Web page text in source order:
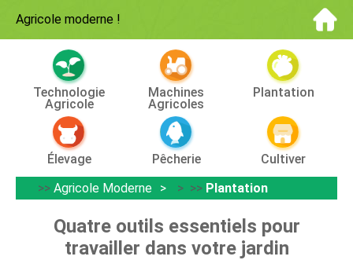
Agricole moderne !
Technologie
Agricole
Machines
Agricoles
Plantation
Élevage Pêcherie
Cultiver
>> Agricole Moderne > >> Plantation
Quatre outils essentiels pour
travailler dans votre jardin